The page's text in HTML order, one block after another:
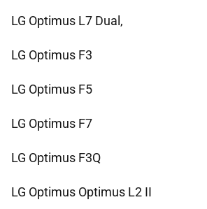
LG Optimus L7 Dual,
LG Optimus F3
LG Optimus F5
LG Optimus F7
LG Optimus F3Q
LG Optimus Optimus L2 II